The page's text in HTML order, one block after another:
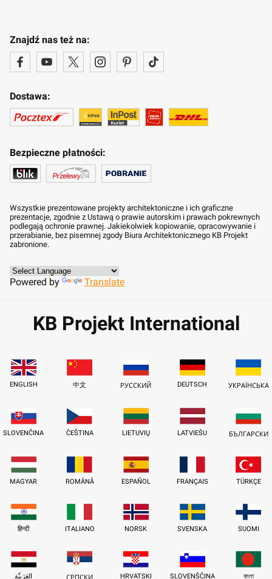
Znajdź nas też na:
Dostawa:
Bezpieczne płatności:
Wszystkie prezentowane projekty architektoniczne i ich graficzne
prezentacje, zgodnie z Ustawą o prawie autorskim i prawach pokrewnych
podlegają ochronie prawnej. Jakiekolwiek kopiowanie, opracowywanie i
przerabianie, bez pisemnej zgody Biura Architektonicznego KB Projekt
zabronione.
Powered by Translate
KB Projekt International
ENGLISH 中文 РУССКИЙ DEUTSCH УКРАЇНСЬКА
SLOVENČINA ČEŠTINA LIETUVIŲ LATVIEŠU БЪЛГАРСКИ
MAGYAR ROMÂNĂ ESPAÑOL FRANÇAIS TÜRKÇE
हिन्दी ITALIANO NORSK SVENSKA SUOMI
العَرَبِيَّة СРПСКИ HRVATSKI SLOVENŠČINA বাংলা